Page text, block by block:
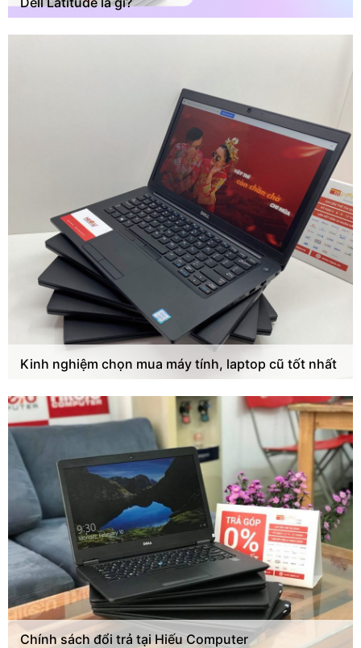
Kinh nghiệm chọn mua máy tính, laptop cũ tốt nhất
Chính sách đổi trả tại Hiếu Computer